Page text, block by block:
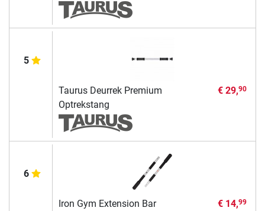
5
Taurus Deurrek Premium
Optrekstang
€ 29,90
6
Iron Gym Extension Bar
€ 14,99